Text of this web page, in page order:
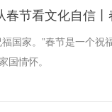
春节看文化自信
国家。”春节是一个
国情怀。